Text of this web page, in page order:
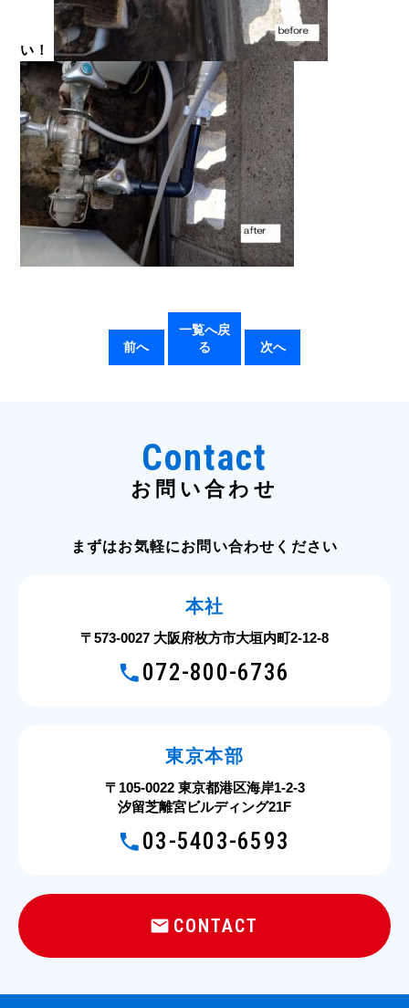
い！
前へ
一覧へ戻
る
次へ
Contact
お問い合わせ
まずはお気軽にお問い合わせください
本社
〒573-0027 大阪府枚方市大垣内町2-12-8
072-800-6736
東京本部
〒105-0022 東京都港区海岸1-2-3
汐留芝離宮ビルディング21F
03-5403-6593
CONTACT